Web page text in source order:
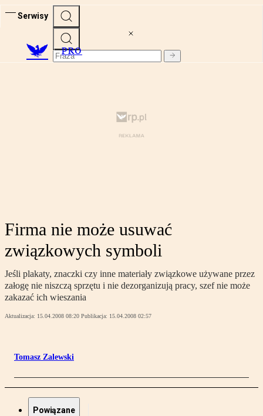
Serwisy
PRO
Firma nie może usuwać
związkowych symboli
Jeśli plakaty, znaczki czy inne materiały związkowe używane przez
załogę nie niszczą sprzętu i nie dezorganizują pracy, szef nie może
zakazać ich wieszania
Aktualizacja: 15.04.2008 08:20 Publikacja: 15.04.2008 02:57
Tomasz Zalewski
Powiązane